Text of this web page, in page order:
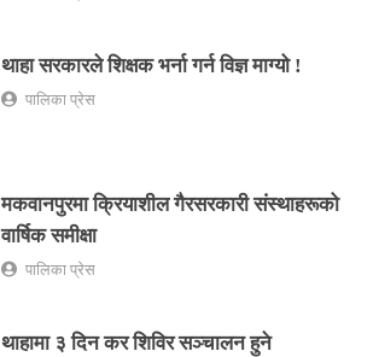
थाहा सरकारले शिक्षक भर्ना गर्न विज्ञ माग्यो !
पालिका प्रेस
मकवानपुरमा क्रियाशील गैरसरकारी संस्थाहरूको
वार्षिक समीक्षा
पालिका प्रेस
थाहामा ३ दिन कर शिविर सञ्चालन हुने